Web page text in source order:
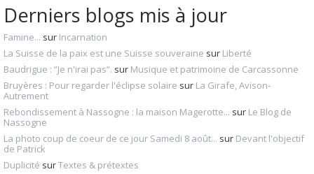
Derniers blogs mis à jour
Famine... sur Incarnation
La Suisse de la paix est une Suisse souveraine sur Liberté
Baudrigue : ”Je n'irai pas”. sur Musique et patrimoine de Carcassonne
Bruyères : Pour regarder l'éclipse solaire sur La Girafe, Avison-
Autrement
Rebondissement à Nassogne : la maison Magerotte... sur Le Blog de
Nassogne
La photo coup de coeur de ce jour Samedi 8 août... sur Devant l'objectif
de Patrick
Duplicité surTextes & prétextes